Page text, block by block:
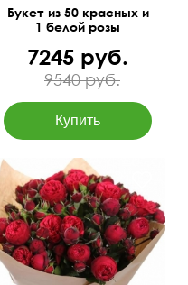
Букет из 50 красных и
1 белой розы
7245 руб.
9540 руб.
Упаковка: крафт, лента
50 см
35 см